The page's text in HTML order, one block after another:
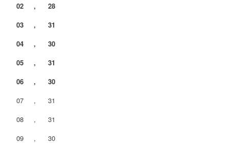
02 , 28
03 , 31
04 , 30
05 , 31
06 , 30
07 , 31
08 , 31
09 , 30